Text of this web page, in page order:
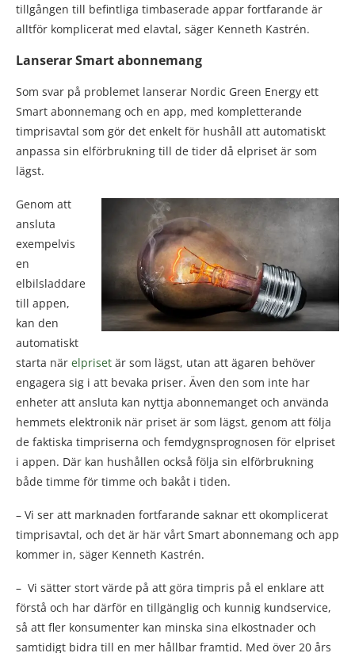
tillgången till befintliga timbaserade appar fortfarande är
alltför komplicerat med elavtal, säger Kenneth Kastrén.
Lanserar Smart abonnemang
Som svar på problemet lanserar Nordic Green Energy ett
Smart abonnemang och en app, med kompletterande
timprisavtal som gör det enkelt för hushåll att automatiskt
anpassa sin elförbrukning till de tider då elpriset är som
lägst.
Genom att
ansluta
exempelvis
en
elbilsladdare
till appen,
kan den
automatiskt
starta när elpriset är som lägst, utan att ägaren behöver
engagera sig i att bevaka priser. Även den som inte har
enheter att ansluta kan nyttja abonnemanget och använda
hemmets elektronik när priset är som lägst, genom att följa
de faktiska timpriserna och femdygnsprognosen för elpriset
i appen. Där kan hushållen också följa sin elförbrukning
både timme för timme och bakåt i tiden.
– Vi ser att marknaden fortfarande saknar ett okomplicerat
timprisavtal, och det är här vårt Smart abonnemang och app
kommer in, säger Kenneth Kastrén.
– Vi sätter stort värde på att göra timpris på el enklare att
förstå och har därför en tillgänglig och kunnig kundservice,
så att fler konsumenter kan minska sina elkostnader och
samtidigt bidra till en mer hållbar framtid. Med över 20 års